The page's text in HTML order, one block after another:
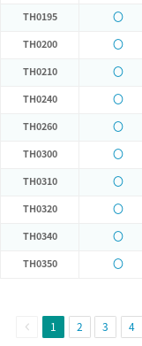
TH0195 〇
TH0200 〇
TH0210 〇
TH0240 〇
TH0260 〇
TH0300 〇
TH0310 〇
TH0320 〇
TH0340 〇
TH0350 〇
1 2 3 4